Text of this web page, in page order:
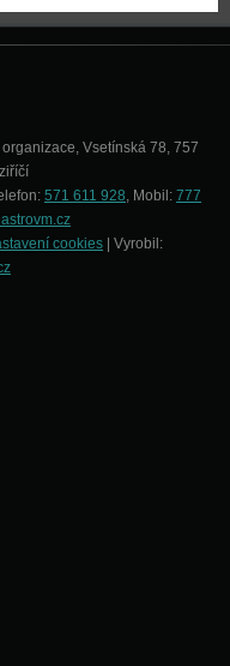
Vsetínská 78, 757
571 611 928, Mobil: 777
cookies | Vyrobil: